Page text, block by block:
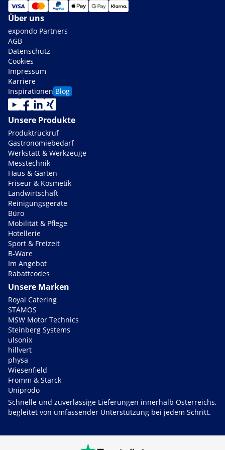
Über uns
expondo Partners
AGB
Datenschutz
Cookies
Impressum
Karriere
Inspirationen Blog
Unsere Produkte
Produktrückruf
Gastronomiebedarf
Werkstatt & Werkzeuge
Messtechnik
Haus & Garten
Friseur & Kosmetik
Landwirtschaft
Reinigungsgeräte
Büro
Mobilität & Pflege
Hotellerie
Sport & Freizeit
B-Ware
Im Angebot
Rabattcodes
Unsere Marken
Royal Catering
STAMOS
MSW Motor Technics
Steinberg Systems
ulsonix
hillvert
physa
Wiesenfield
Fromm & Starck
Uniprodo
Schnelle und zuverlässige Lieferungen innerhalb Österreichs,
begleitet von umfassender Unterstützung bei jedem Schritt.